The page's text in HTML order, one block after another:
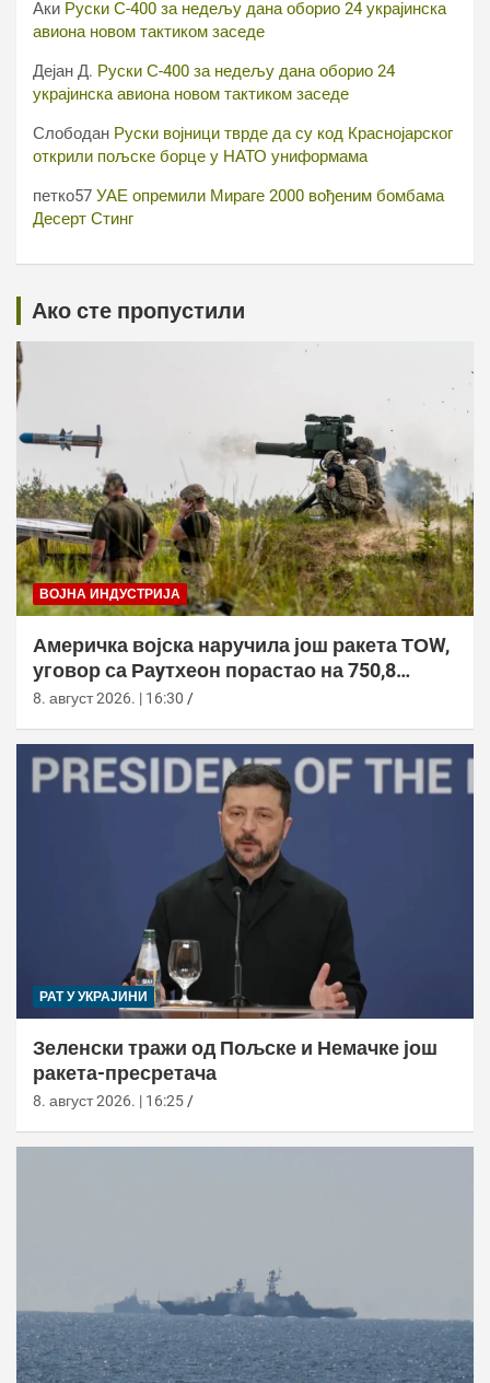
Аки Руски С-400 за недељу дана оборио 24 украјинска
авиона новом тактиком заседе
Дејан Д. Руски С-400 за недељу дана оборио 24
украјинска авиона новом тактиком заседе
Слободан Руски војници тврде да су код Краснојарског
открили пољске борце у НАТО униформама
петко57 УАЕ опремили Мираге 2000 вођеним бомбама
Десерт Стинг
Ако сте пропустили
ВОЈНА ИНДУСТРИЈА
Америчка војска наручила још ракета ТОW,
уговор са Раyтхеон порастао на 750,8
милиона долара
8. август 2026. | 16:30
РАТ У УКРАЈИНИ
Зеленски тражи од Пољске и Немачке још
ракета-пресретача
8. август 2026. | 16:25